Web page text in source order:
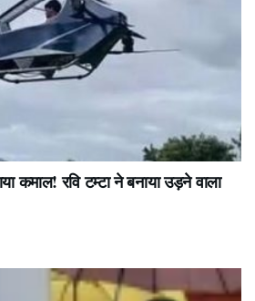
कमाल! रवि टम्टा ने बनाया उड़ने वाला